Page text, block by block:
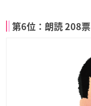
第6位：朗読 208票